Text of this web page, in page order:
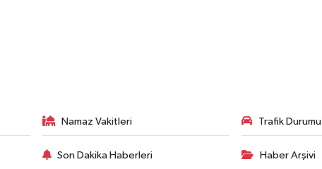
Namaz Vakitleri Trafik Durumu
Son Dakika Haberleri Haber Arşivi